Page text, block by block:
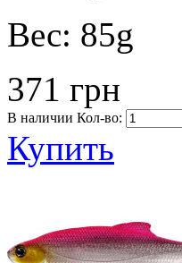
Вес: 85g
371 грн
В наличии Кол-во:
Купить